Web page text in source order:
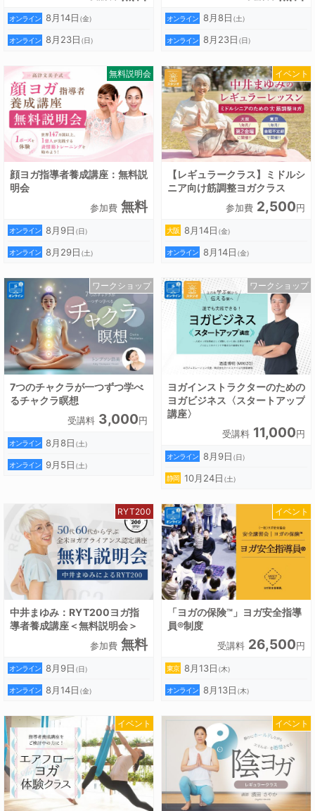
オンライン 8月14日（金）
オンライン 8月23日（日）
オンライン 8月8日（土）
オンライン 8月23日（日）
顔ヨガ指導者養成講座：無料説
明会
参加費 無料
オンライン 8月9日（日）
オンライン 8月29日（土）
無料説明会
【レギュラークラス】ミドルシ
ニア向け筋調整ヨガクラス
参加費 2,500円
大阪 8月14日（金）
オンライン 8月14日（金）
イベント
7つのチャクラが一つずつ学べ
るチャクラ瞑想
受講料 3,000円
オンライン 8月8日（土）
オンライン 9月5日（土）
ワークショップ
ヨガインストラクターのための
ヨガビジネス〈スタートアップ
講座〉
受講料 11,000円
オンライン 8月9日（日）
静岡 10月24日（土）
ワークショップ
中井まゆみ：RYT200ヨガ指
導者養成講座＜無料説明会＞
参加費 無料
オンライン 8月9日（日）
オンライン 8月14日（金）
RYT200
「ヨガの保険™」ヨガ安全指導
員®制度
受講料 26,500円
東京 8月13日（木）
オンライン 8月13日（木）
イベント
イベント イベント